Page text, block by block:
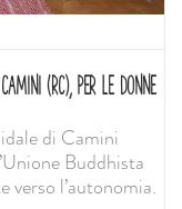
(RC), PER LE DONNE
di Camini
Buddhista
verso l’autonomia.